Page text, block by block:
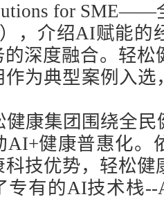
for SME——
，介绍AI赋能的
深度融合。轻松
作为典型案例入
健康集团围绕全
AI+健康普惠化。
技优势，轻松健
专有的AI技术栈